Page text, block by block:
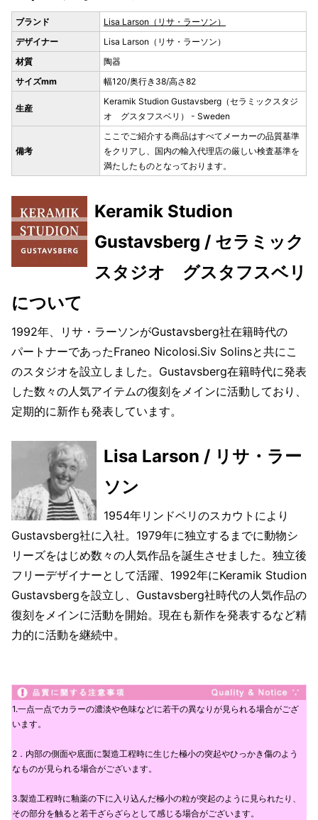
ブランド
Lisa Larson（リサ・ラーソン）
デザイナー
Lisa Larson（リサ・ラーソン）
材質
陶器
サイズmm
幅120/奥行き38/高さ82
生産
Keramik Studion Gustavsberg（セラミックスタジ
オ グスタフスベリ） - Sweden
備考
ここでご紹介する商品はすべてメーカーの品質基準
をクリアし、国内の輸入代理店の厳しい検査基準を
満たしたものとなっております。
Keramik Studion
Gustavsberg / セラミック
スタジオ グスタフスベリ
について
1992年、リサ・ラーソンがGustavsberg社在籍時代の
パートナーであったFraneo Nicolosi.Siv Solinsと共にこ
のスタジオを設立しました。Gustavsberg在籍時代に発表
した数々の人気アイテムの復刻をメインに活動しており、
定期的に新作も発表しています。
Lisa Larson / リサ・ラー
ソン
1954年リンドベリのスカウトにより
Gustavsberg社に入社。1979年に独立するまでに動物シ
リーズをはじめ数々の人気作品を誕生させました。独立後
フリーデザイナーとして活躍、1992年にKeramik Studion
Gustavsbergを設立し、Gustavsberg社時代の人気作品の
復刻をメインに活動を開始。現在も新作を発表するなど精
力的に活動を継続中。
1.一点一点でカラーの濃淡や色味などに若干の異なりが見られる場合がござ
います。
2．内部の側面や底面に製造工程時に生じた極小の突起やひっかき傷のよう
なものが見られる場合がございます。
3.製造工程時に釉薬の下に入り込んだ極小の粒が突起のように見られたり、
その部分を触ると若干ざらざらとして感じる場合がございます。